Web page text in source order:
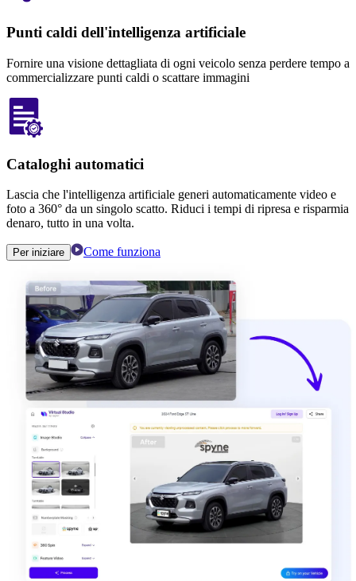
Punti caldi dell'intelligenza artificiale
Fornire una visione dettagliata di ogni veicolo senza perdere tempo a
commercializzare punti caldi o scattare immagini
Cataloghi automatici
Lascia che l'intelligenza artificiale generi automaticamente video e
foto a 360° da un singolo scatto. Riduci i tempi di ripresa e risparmia
denaro, tutto in una volta.
Per iniziare Come funziona